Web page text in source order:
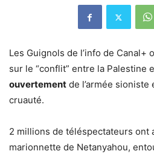
Les Guignols de l’info de Canal+
sur le “conflit” entre la Palestine
ouvertement de l’armée
cruauté.
2 millions de téléspectateurs ont
marionnette de Netanyahou,